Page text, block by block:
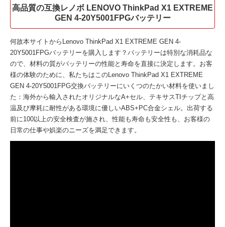
高品質の互換レノボ LENOVO ThinkPad X1 EXTREME
GEN 4-20Y5001FPGバッテリー
何故本サイトから Lenovo ThinkPad X1 EXTREME GEN 4-
20Y5001FPGバッテリーを購入します？バッテリーは特別な消耗品な
ので、材料の質がバッテリーの性能と寿命を直接に決定します。お客
様の体験のために、私たちはこのLenovo ThinkPad X1 EXTREME
GEN 4-20Y5001FPG交換バッテリーにいくつのたかい材料を使いまし
た：海外から輸入されたオリジナルなA+セル、テキサスTIチップと高
温及び摩耗に耐性がある環境に優しいABS+PC合金シェル。出荷する
前に100以上の安全検査が施され、性能も寿命も安全性も、お客様の
日常の仕事や娯楽のニーズを満足できます。